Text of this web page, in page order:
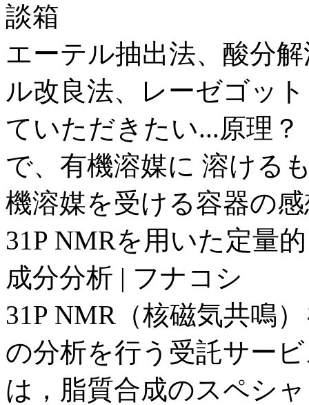
談箱
エーテル抽出法、酸分
ル改良法、レーゼゴッ
ていただきたい...原理
で、有機溶媒に 溶ける
機溶媒を受ける容器の
31P NMRを用いた定量
成分分析 | フナコシ
31P NMR（核磁気共鳴
の分析を行う受託サー
は，脂質合成のスペシ